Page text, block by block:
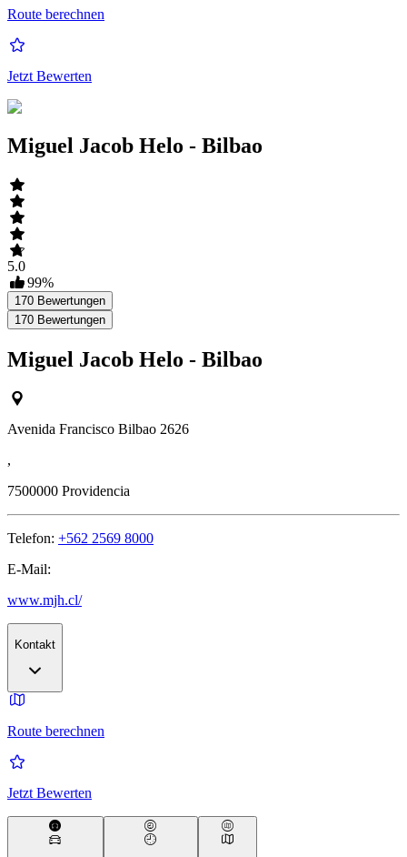
Route berechnen
Jetzt Bewerten
Miguel Jacob Helo - Bilbao
5.0
99%
170 Bewertungen
170 Bewertungen
Miguel Jacob Helo - Bilbao
Avenida Francisco Bilbao 2626
,
7500000 Providencia
Telefon: +562 2569 8000
E-Mail:
www.mjh.cl/
Kontakt
Route berechnen
Jetzt Bewerten